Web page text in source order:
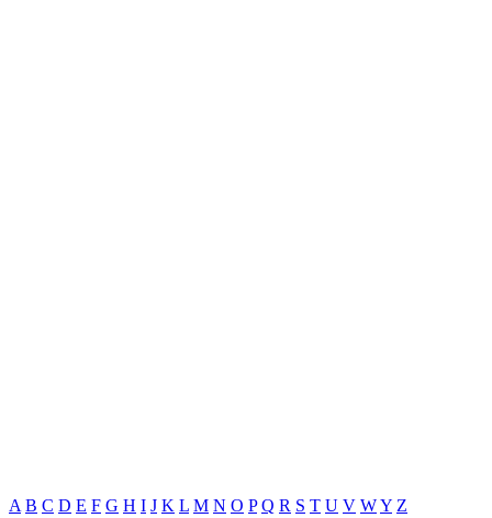
A B C D E F G H I J K L M N O P Q R S T U V WY Z